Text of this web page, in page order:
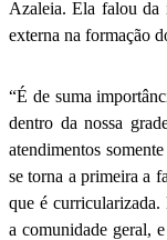
Azaleia. Ela falou da
externa na formação
“É de suma
dentro da nossa
atendimentos
se torna a primeira a
que é curricularizada.
a comunidade geral,